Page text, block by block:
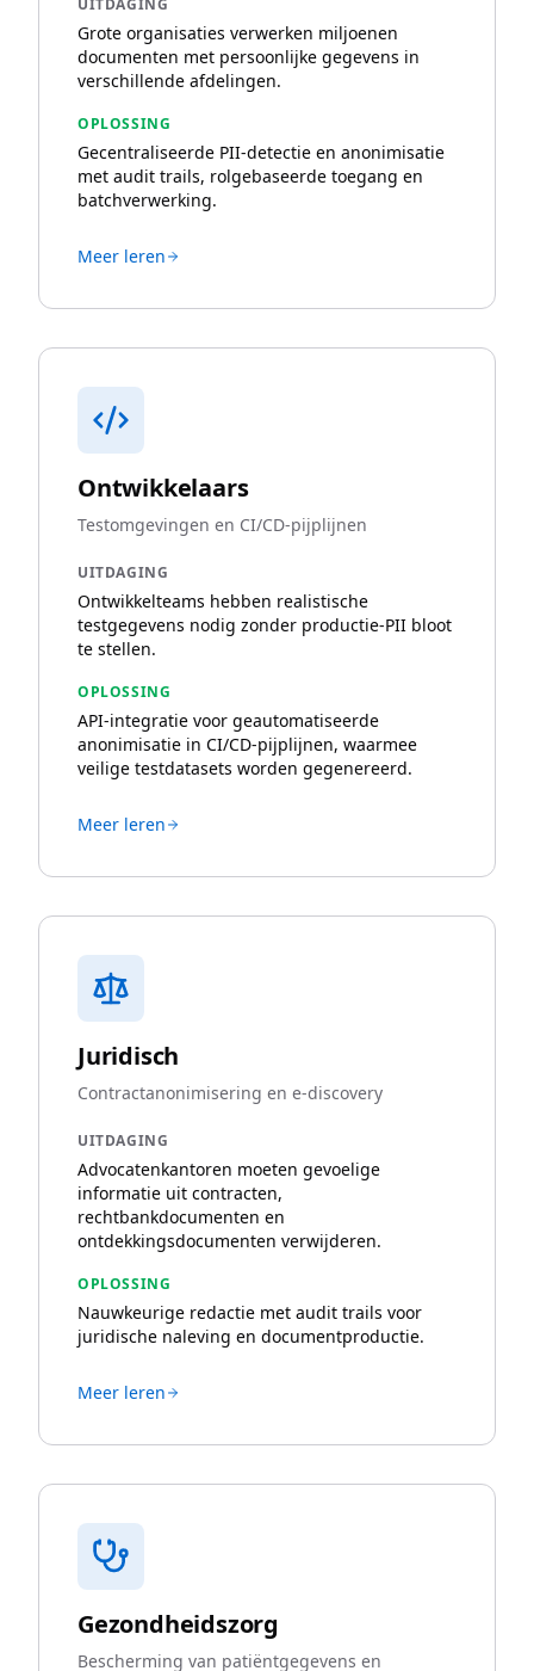
UITDAGING
Grote organisaties verwerken miljoenen
documenten met persoonlijke gegevens in
verschillende afdelingen.
OPLOSSING
Gecentraliseerde PII-detectie en anonimisatie
met audit trails, rolgebaseerde toegang en
batchverwerking.
Meer leren
Ontwikkelaars
Testomgevingen en CI/CD-pijplijnen
UITDAGING
Ontwikkelteams hebben realistische
testgegevens nodig zonder productie-PII bloot
te stellen.
OPLOSSING
API-integratie voor geautomatiseerde
anonimisatie in CI/CD-pijplijnen, waarmee
veilige testdatasets worden gegenereerd.
Meer leren
Juridisch
Contractanonimisering en e-discovery
UITDAGING
Advocatenkantoren moeten gevoelige
informatie uit contracten,
rechtbankdocumenten en
ontdekkingsdocumenten verwijderen.
OPLOSSING
Nauwkeurige redactie met audit trails voor
juridische naleving en documentproductie.
Meer leren
Gezondheidszorg
Bescherming van patiëntgegevens en